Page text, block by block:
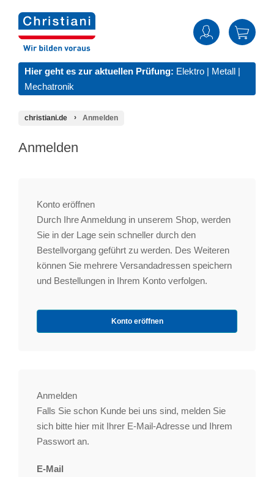
Hier geht es zur aktuellen Prüfung: Elektro | Metall |
Mechatronik
christiani.de Anmelden
Anmelden
Konto eröffnen
Durch Ihre Anmeldung in unserem Shop, werden
Sie in der Lage sein schneller durch den
Bestellvorgang geführt zu werden. Des Weiteren
können Sie mehrere Versandadressen speichern
und Bestellungen in Ihrem Konto verfolgen.
Konto eröffnen
Anmelden
Falls Sie schon Kunde bei uns sind, melden Sie
sich bitte hier mit Ihrer E-Mail-Adresse und Ihrem
Passwort an.
E-Mail